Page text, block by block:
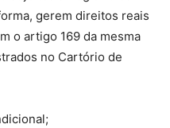
gerem direitos reais
o artigo 169 da mesma
no Cartório de